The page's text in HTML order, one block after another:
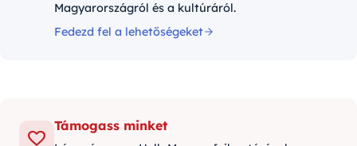
Magyarországról és a kultúráról.
Fedezd fel a lehetőségeket
Támogass minket